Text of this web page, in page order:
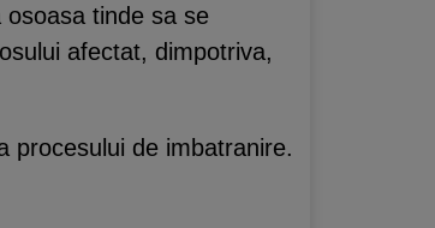
tinde sa se
afectat, dimpotriva,
procesului de imbatranire.